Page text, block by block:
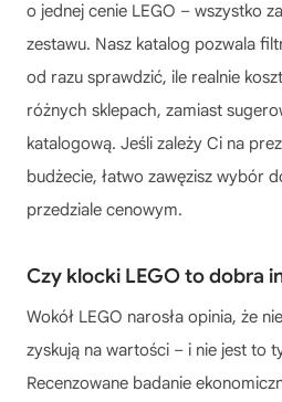
o jednej cenie LEGO – wszystko
zestawu. Nasz katalog pozwala
od razu sprawdzić, ile realnie
różnych sklepach, zamiast
katalogową. Jeśli zależy Ci na
budżecie, łatwo zawęzisz wybór
przedziale cenowym.
Czy klocki LEGO to dobra
Wokół LEGO narosła opinia, że
zyskują na wartości – i nie jest to
Recenzowane badanie